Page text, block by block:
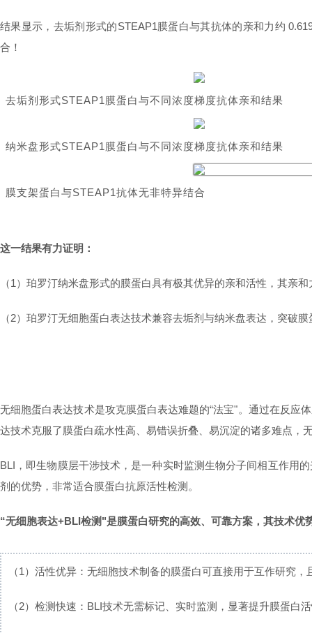
结果显示，去垢剂形式的STEAP1膜蛋白与其抗体的亲和力约
合！
去垢剂形式STEAP1膜蛋白与不同浓度梯度抗体亲和结果
纳米盘形式STEAP1膜蛋白与不同浓度梯度抗体亲和结果
膜支架蛋白与STEAP1抗体无非特异结合
这一结果有力证明：
（1）珀罗汀纳米盘形式的膜蛋白具有极其优异的亲和活性，其亲
（2）珀罗汀无细胞蛋白表达技术兼容去垢剂与纳米盘表达，突破
无细胞蛋白表达技术是攻克膜蛋白表达难题的“法宝"。通过在反应
达技术克服了膜蛋白疏水性高、易错误折叠、易沉淀的诸多难点，
BLI，即生物膜层干涉技术，是一种实时监测生物分子间相互作用
剂的优势，非常适合膜蛋白抗原活性检测。
“无细胞表达+BLI检测"是膜蛋白研究的高效、可靠方案，其技术优
（1） 活性优异： 无细胞技术制备的膜蛋白可直接用于互作研究，
（2） 检测快速： BLI技术无需标记、实时监测，显著提升膜蛋白